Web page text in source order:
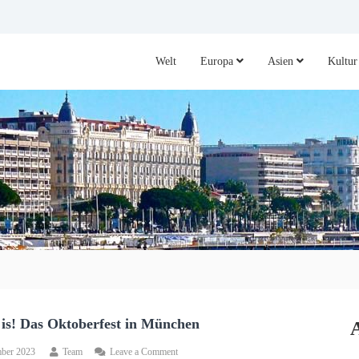
Welt Europa Asien Kultur
is! Das Oktoberfest in München
2023 Team Leave a Comment